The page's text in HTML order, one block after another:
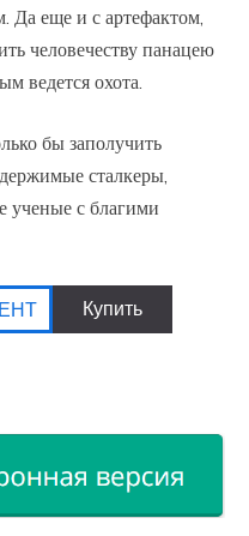
Да еще и с артефактом,
человечеству панацею
ведется охота.
бы заполучить
сталкеры,
ученые с благими